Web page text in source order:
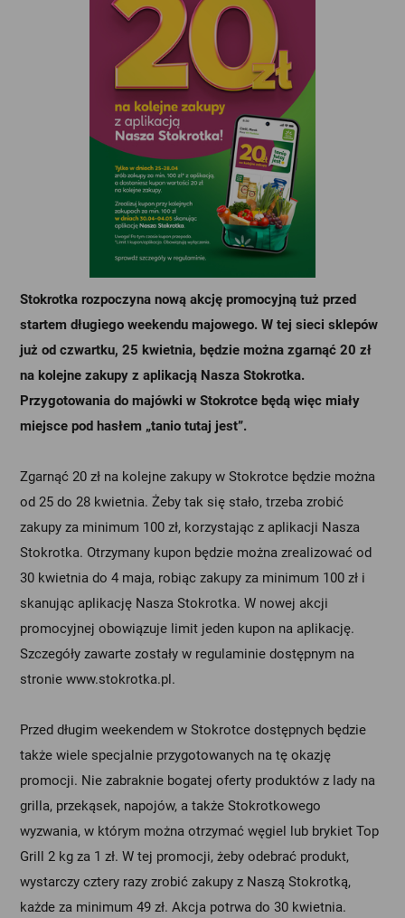
Stokrotka rozpoczyna nową akcję promocyjną tuż przed
startem długiego weekendu majowego. W tej sieci sklepów
już od czwartku, 25 kwietnia, będzie można zgarnąć 20 zł
na kolejne zakupy z aplikacją Nasza Stokrotka.
Przygotowania do majówki w Stokrotce będą więc miały
miejsce pod hasłem „tanio tutaj jest”.
Zgarnąć 20 zł na kolejne zakupy w Stokrotce będzie można
od 25 do 28 kwietnia. Żeby tak się stało, trzeba zrobić
zakupy za minimum 100 zł, korzystając z aplikacji Nasza
Stokrotka. Otrzymany kupon będzie można zrealizować od
30 kwietnia do 4 maja, robiąc zakupy za minimum 100 zł i
skanując aplikację Nasza Stokrotka. W nowej akcji
promocyjnej obowiązuje limit jeden kupon na aplikację.
Szczegóły zawarte zostały w regulaminie dostępnym na
stroniewww.stokrotka.pl.
Przed długim weekendem w Stokrotce dostępnych będzie
także wiele specjalnie przygotowanych na tę okazję
promocji. Nie zabraknie bogatej oferty produktów z lady na
grilla, przekąsek, napojów, a także Stokrotkowego
wyzwania, w którym można otrzymać węgiel lub brykiet Top
Grill 2 kg za 1 zł. W tej promocji, żeby odebrać produkt,
wystarczy cztery razy zrobić zakupy z Naszą Stokrotką,
każde za minimum 49 zł. Akcja potrwa do 30 kwietnia.